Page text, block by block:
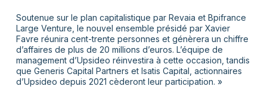
Soutenue sur le plan capitalistique par Revaia et Bpifrance
Large Venture, le nouvel ensemble présidé par Xavier
Favre réunira cent-trente personnes et génèrera un chiffre
d’affaires de plus de 20 millions d’euros. L’équipe de
management d’Upsideo réinvestira à cette occasion, tandis
que Generis Capital Partners et Isatis Capital, actionnaires
d’Upsideo depuis 2021 cèderont leur participation. »